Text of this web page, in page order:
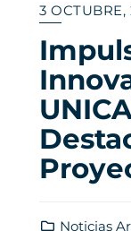
3 OCTUBRE,
Noticias